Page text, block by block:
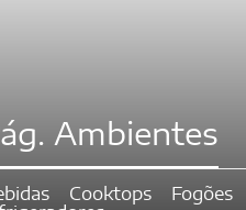
Ambientes
Cooktops
Fogões